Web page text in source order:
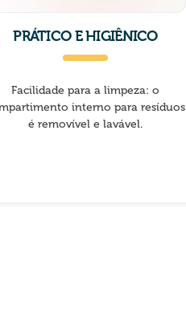
PRÁTICO E HIGIÊNICO
Facilidade para a limpeza: o
interno para resíduos
é removível e lavável.